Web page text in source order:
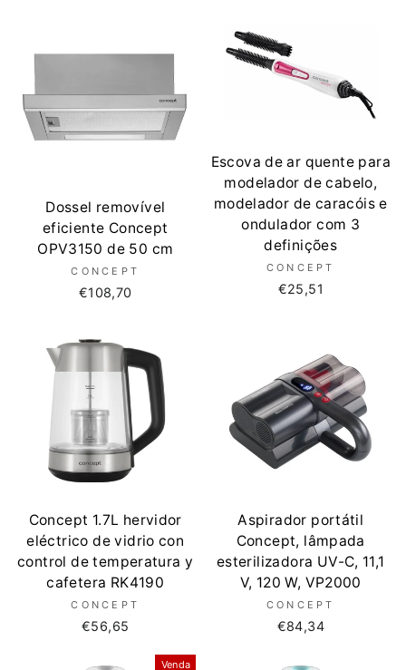
Dossel removível
eficiente Concept
OPV3150 de 50 cm
CONCEPT
€108,70
Escova de ar quente para
modelador de cabelo,
modelador de caracóis e
ondulador com 3
definições
CONCEPT
€25,51
Concept 1.7L hervidor
eléctrico de vidrio con
control de temperatura y
cafetera RK4190
CONCEPT
€56,65
Aspirador portátil
Concept, lâmpada
esterilizadora UV-C, 11,1
V, 120 W, VP2000
CONCEPT
€84,34
Venda